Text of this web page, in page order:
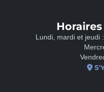
Lundi, mardi et jeudi